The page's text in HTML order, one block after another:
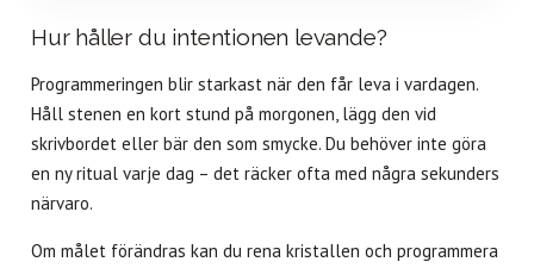
Hur håller du intentionen levande?
Programmeringen blir starkast när den får leva i vardagen.
Håll stenen en kort stund på morgonen, lägg den vid
skrivbordet eller bär den som smycke. Du behöver inte göra
en ny ritual varje dag – det räcker ofta med några sekunders
närvaro.
Om målet förändras kan du rena kristallen och programmera